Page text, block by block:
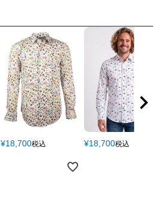
¥18,700税込 ¥18,700税込